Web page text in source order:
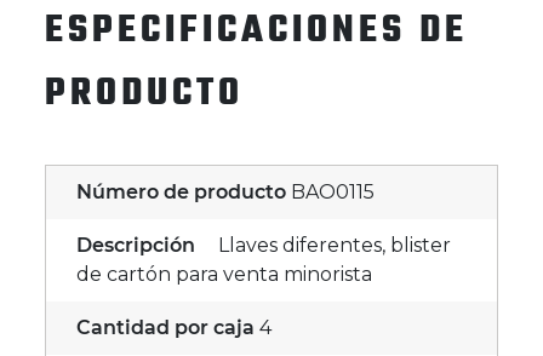
ESPECIFICACIONES DE
PRODUCTO
Número de producto BAO0115
Descripción
Llaves diferentes, blister
de cartón para venta minorista
Cantidad por caja 4